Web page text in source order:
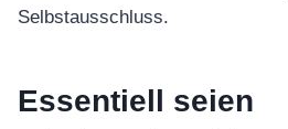
Selbstausschluss.
Essentiell seien